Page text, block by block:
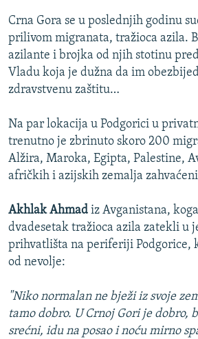
POST SCRIPTUM
MOJA EVROPA
TRI DECENIJE OD RATA U BIH
NASTANAK I RASPAD JUGOSLAVIJE
Sve RFE/RL stranice
Crna Gora se u poslednjih godinu
prilivom migranata, tražioca azila.
azilante i brojka od njih stotinu
Vladu koja je dužna da im
zdravstvenu zaštitu…
Na par lokacija u Podgorici u
trenutno je zbrinuto skoro 200
Alžira, Maroka, Egipta, Palestine,
afričkih i azijskih zemalja
Akhlak Ahmad iz Avganistana,
dvadesetak tražioca azila zatekli u
prihvatlišta na periferiji Podgorice,
od nevolje:
"Niko normalan ne bježi iz svoje
tamo dobro. U Crnoj Gori je dobro,
srećni, idu na posao i noću mirno